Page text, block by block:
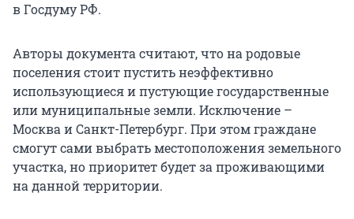
в Госдуму РФ.
Авторы документа считают, что на родовые
поселения стоит пустить неэффективно
использующиеся и пустующие государственные
или муниципальные земли. Исключение –
Москва и Санкт-Петербург. При этом граждане
смогут сами выбрать местоположения земельного
участка, но приоритет будет за проживающими
на данной территории.